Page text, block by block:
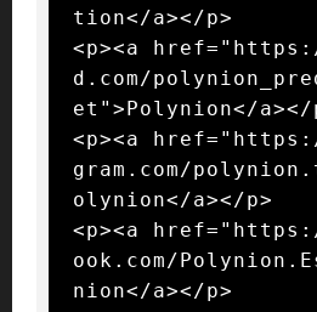
tion</a></p>
<p><a
d.com/
et">Polynion</a></
<p><a
gram.com/
olynion</a></p>
<p><a
ook.com/
nion</a></p>